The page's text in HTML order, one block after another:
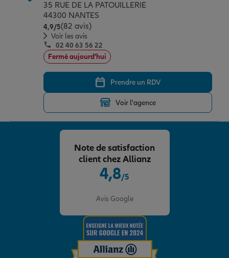
35 RUE DE LA PATOUILLERIE
44300 NANTES
4,9/5Note de 4.9 sur 5
(82 avis)
Voir les avis
02 40 63 56 22
Fermé aujourd'hui
Prendre un RDV
Voir l'agence
4,8/5
Avis Google
Note de satisfaction
client chez Allianz